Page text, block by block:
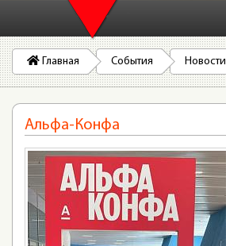
Главная События Новости
Альфа-Конфа